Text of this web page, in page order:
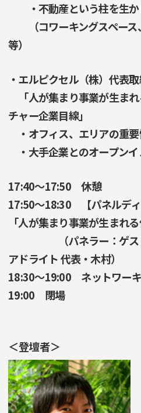
・不動産という柱を生か
（コワーキングスペース
等）
・エルピクセル（株）代表
「人が集まり事業が生ま
チャー企業目線」
・オフィス、エリアの重
・大手企業とのオープン
17:40～17:50 休憩
17:50～18:30 【パネルデ
「人が集まり事業が生まれ
（パネラー：ゲスト4
アドライト 代表・木村）
18:30～19:00 ネットワー
19:00 閉場
＜登壇者＞